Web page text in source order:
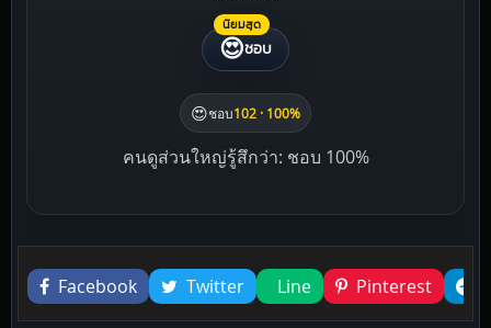
นิยมสุด
😍ชอบ
😍ชอบ102 · 100%
คนดูส่วนใหญ่รู้สึกว่า: ชอบ 100%
Liked this
Facebook
Twitter Line Pinterest